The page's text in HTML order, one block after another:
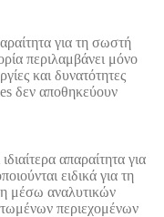
για τη σωστή
περιλαμβάνει μόνο
και δυνατότητες
δεν αποθηκεύουν
απαραίτητα για
ειδικά για τη
μέσω αναλυτικών
περιεχομένων